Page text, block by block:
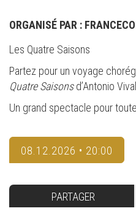
ORGANISÉ PAR :
Les Quatre Saisons
Partez pour un voyage
Quatre Saisonsd’Antonio
Un grand spectacle pour
08.12.2026 • 20:00
PARTAGER